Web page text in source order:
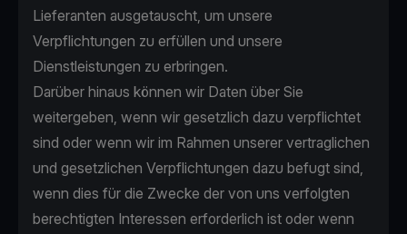
Lieferanten ausgetauscht, um unsere
Verpflichtungen zu erfüllen und unsere
Dienstleistungen zu erbringen.
Darüber hinaus können wir Daten über Sie
weitergeben, wenn wir gesetzlich dazu verpflichtet
sind oder wenn wir im Rahmen unserer vertraglichen
und gesetzlichen Verpflichtungen dazu befugt sind,
wenn dies für die Zwecke der von uns verfolgten
berechtigten Interessen erforderlich ist oder wenn